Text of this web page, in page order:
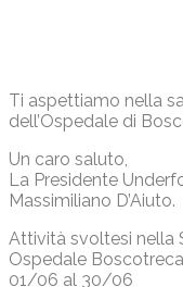
Ti aspettiamo nella
dell’Ospedale di
Un caro saluto,
La Presidente
Massimiliano D’Aiuto.
Attività svoltesi nella
Ospedale
01/06 al 30/06